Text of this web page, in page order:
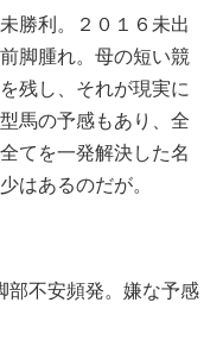
勝利。２０１６未出
脚腫れ。母の短い競
残し、それが現実に
馬の予感もあり、全
てを一発解決した名
はあるのだが。
部不安頻発。嫌な予感